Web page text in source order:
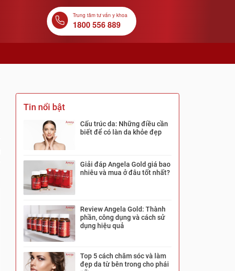
Trung tâm tư vấn y khoa
1800 556 889
Tin nổi bật
Cấu trúc da: Những điều cần
biết để có làn da khỏe đẹp
Giải đáp Angela Gold giá bao
nhiêu và mua ở đâu tốt nhất?
Review Angela Gold: Thành
phần, công dụng và cách sử
dụng hiệu quả
Top 5 cách chăm sóc và làm
đẹp da từ bên trong cho phái